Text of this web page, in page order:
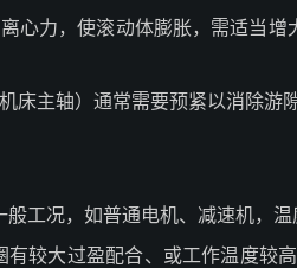
心力，使滚动体膨胀，需适当
床主轴）通常需要预紧以消除游
工况，如普通电机、减速机，温
有较大过盈配合、或工作温度